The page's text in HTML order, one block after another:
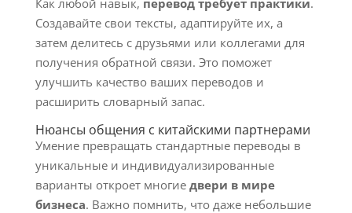
Как любой навык, перевод требует практики.
Создавайте свои тексты, адаптируйте их, а
затем делитесь с друзьями или коллегами для
получения обратной связи. Это поможет
улучшить качество ваших переводов и
расширить словарный запас.
Нюансы общения с китайскими партнерами
Умение превращать стандартные переводы в
уникальные и индивидуализированные
варианты откроет многие двери в мире
бизнеса. Важно помнить, что даже небольшие